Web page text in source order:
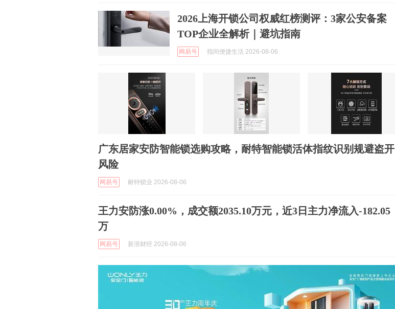
2026上海开锁公司权威红榜测评：3家公安备案
TOP企业全解析｜避坑指南
网易号 指间便捷生活 2026-08-06
广东居家安防智能锁选购攻略，耐特智能锁活体指纹识别规避盗开
风险
网易号 耐特锁业 2026-08-06
王力安防涨0.00%，成交额2035.10万元，近3日主力净流入-182.05
万
网易号 新浪财经 2026-08-06